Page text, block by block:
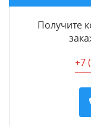
Получите
+7